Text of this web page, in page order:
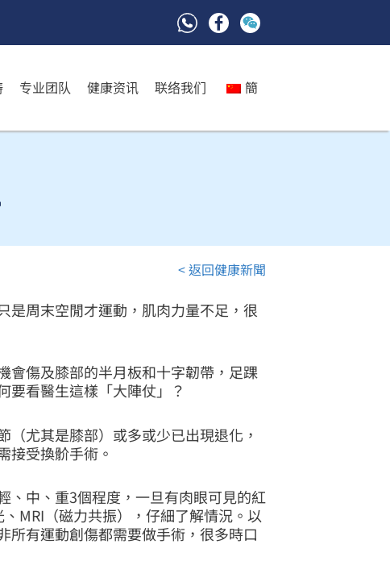
专业团队 健康资讯 联络我们 簡
< 返回健康新聞
是周末空閒才運動，肌肉力量不足，很
會傷及膝部的半月板和十字韌帶，足踝
要看醫生這樣「大陣仗」？
尤其是膝部）或多或少已出現退化，
接受換骱手術。
、中、重3個程度，一旦有肉眼可見的紅
MRI（磁力共振），仔細了解情況。以
所有運動創傷都需要做手術，很多時口